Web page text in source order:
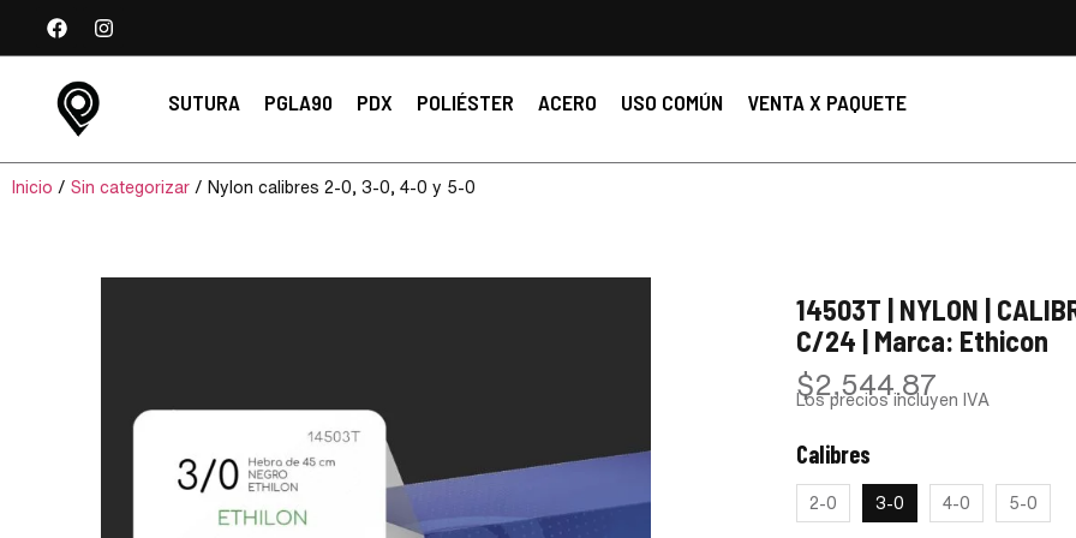
SUTURA PGLA90 PDX POLIÉSTER ACERO USO COMÚN VENTA X PAQUETE
Inicio / Sin categorizar / Nylon calibres 2-0, 3-0, 4-0 y 5-0
14503T | NYLON |
C/24 | Marca: Ethicon
$2,544.87
Los precios incluyen IVA
Calibres
2-0 3-0 4-0 5-0